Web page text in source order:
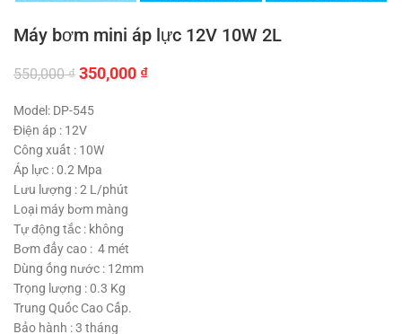
Máy bơm mini áp lực 12V 10W 2L
550,000₫ Giá
là:
550,000 ₫.
350,000 ₫Giá
Model: DP-545
Điện áp : 12V
Công xuất : 10W
Áp lực : 0.2 Mpa
Lưu lượng : 2 L/phút
Loại máy bơm màng
Tự động tắc : không
Bơm đẩy cao : 4 mét
Dùng ống nước : 12mm
Trọng lượng : 0.3 Kg
Trung Quốc Cao Cấp.
Bảo hành : 3 tháng